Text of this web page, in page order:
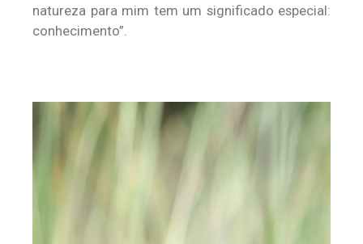
natureza para mim tem um significado especial:
conhecimento”.